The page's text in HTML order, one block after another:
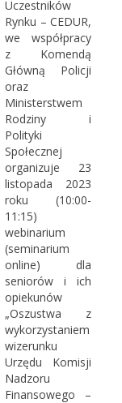
Uczestników
Rynku – CEDUR,
we współpracy
z Komendą
Główną Policji
oraz
Ministerstwem
Rodziny i
Polityki
Społecznej
organizuje 23
listopada 2023
roku (10:00-
11:15)
webinarium
(seminarium
online) dla
seniorów i ich
opiekunów
„Oszustwa z
wykorzystaniem
wizerunku
Urzędu Komisji
Nadzoru
Finansowego –